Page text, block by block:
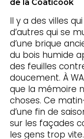
de la Coaticook
Il y a des villes
d’autres qui se
d’une brique
du bois humide
des feuilles
doucement. À
que la mémoire
choses. Ce
d’une fin de
sur les façades
les gens trop